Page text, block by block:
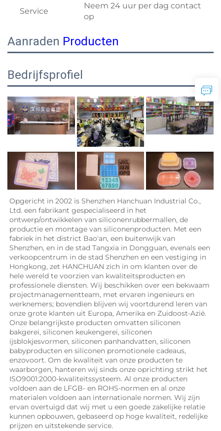
Service
Neem 24 uur per dag contact
op
Aanraden Producten
Bedrijfsprofiel
Opgericht in 2002 is Shenzhen Hanchuan Industrial Co.,
Ltd. een fabrikant gespecialiseerd in het
ontwerp/ontwikkelen van siliconenrubbermallen, de
productie en montage van siliconenproducten. Met een
fabriek in het district Bao'an, een buitenwijk van
Shenzhen, en in de stad Tangxia in Dongguan, evenals een
verkoopcentrum in de stad Shenzhen en een vestiging in
Hongkong, zet HANCHUAN zich in om klanten over de
hele wereld te voorzien van kwaliteitsproducten en
professionele diensten. Wij beschikken over een bekwaam
projectmanagementteam, met ervaren ingenieurs en
werknemers; bovendien blijven wij voortdurend leren van
onze grote klanten uit Europa, Amerika en Zuidoost-Azië.
Onze belangrijkste producten omvatten siliconen
bakgerei, siliconen keukengerei, siliconen
ijsblokjesvormen, siliconen panhandvatten, siliconen
babyproducten en siliconen promotionele cadeaus,
enzovoort. Om de kwaliteit van onze producten te
waarborgen, hanteren wij sinds onze oprichting strikt het
ISO9001:2000-kwaliteitssysteem. Al onze producten
voldoen aan de LFGB- en ROHS-normen en al onze
materialen voldoen aan internationale normen. Wij zijn
ervan overtuigd dat wij met u een goede zakelijke relatie
kunnen opbouwen, gebaseerd op hoge kwaliteit, redelijke
prijzen en uitstekende service.